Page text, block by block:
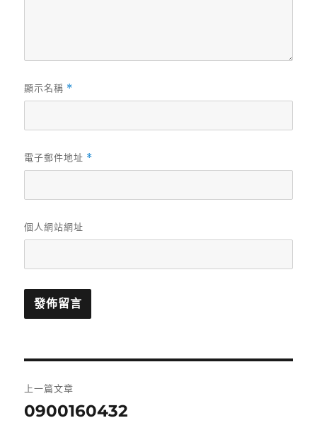
顯示名稱 *
電子郵件地址 *
個人網站網址
章
上一篇文章
上
0900160432